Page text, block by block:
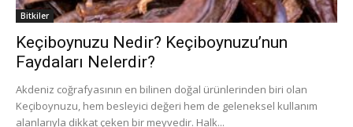
Bitkiler
Keçiboynuzu Nedir? Keçiboynuzu’nun
Faydaları Nelerdir?
Akdeniz coğrafyasının en bilinen doğal ürünlerinden biri olan
Keçiboynuzu, hem besleyici değeri hem de geleneksel kullanım
alanlarıyla dikkat çeken bir meyvedir. Halk...